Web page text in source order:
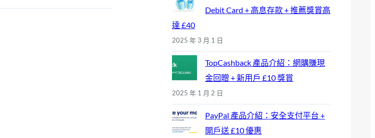
Debit Card + 高息存款 + 推薦獎賞高
達 £40
2025 年 3 月 1 日
TopCashback 產品介紹：網購賺現
金回贈 + 新用戶 £10 獎賞
2025 年 1 月 2 日
PayPal 產品介紹：安全支付平台 +
開戶送 £10 優惠